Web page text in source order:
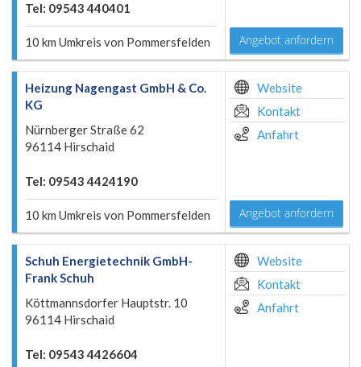
Tel: 09543 440401
10 km Umkreis von Pommersfelden Angebot anfordern
Heizung Nagengast GmbH & Co.
KG
Nürnberger Straße 62
96114 Hirschaid
Tel: 09543 4424190
10 km Umkreis von Pommersfelden
Website
Kontakt
Anfahrt
Angebot anfordern
Schuh Energietechnik GmbH-
Frank Schuh
Köttmannsdorfer Hauptstr. 10
96114 Hirschaid
Tel: 09543 4426604
Website
Kontakt
Anfahrt